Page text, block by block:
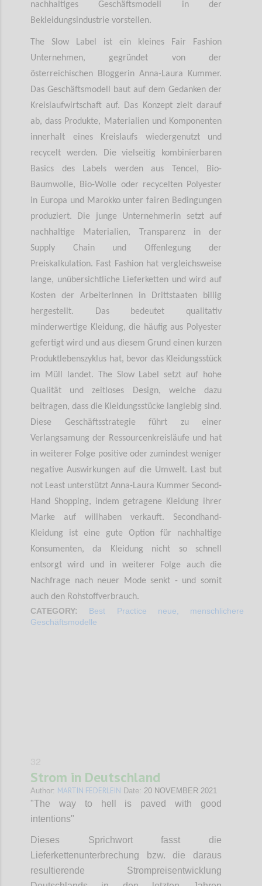
nachhaltiges Geschäftsmodell in der
Bekleidungsindustrie vorstellen.
The Slow Label ist ein kleines Fair Fashion
Unternehmen, gegründet von der
österreichischen Bloggerin Anna-Laura Kummer.
Das Geschäftsmodell baut auf dem Gedanken der
Kreislaufwirtschaft auf. Das Konzept zielt darauf
ab, dass Produkte, Materialien und Komponenten
innerhalt eines Kreislaufs wiedergenutzt und
recycelt werden. Die vielseitig kombinierbaren
Basics des Labels werden aus Tencel, Bio-
Baumwolle, Bio-Wolle oder recycelten Polyester
in Europa und Marokko unter fairen Bedingungen
produziert. Die junge Unternehmerin setzt auf
nachhaltige Materialien, Transparenz in der
Supply Chain und Offenlegung der
Preiskalkulation. Fast Fashion hat vergleichsweise
lange, unübersichtliche Lieferketten und wird auf
Kosten der ArbeiterInnen in Drittstaaten billig
hergestellt. Das bedeutet qualitativ
minderwertige Kleidung, die häufig aus Polyester
gefertigt wird und aus diesem Grund einen kurzen
Produktlebenszyklus hat, bevor das Kleidungsstück
im Müll landet. The Slow Label setzt auf hohe
Qualität und zeitloses Design, welche dazu
beitragen, dass die Kleidungsstücke langlebig sind.
Diese Geschäftsstrategie führt zu einer
Verlangsamung der Ressourcenkreisläufe und hat
in weiterer Folge positive oder zumindest weniger
negative Auswirkungen auf die Umwelt. Last but
not Least unterstützt Anna-Laura Kummer Second-
Hand Shopping, indem getragene Kleidung ihrer
Marke auf willhaben verkauft. Secondhand-
Kleidung ist eine gute Option für nachhaltige
Konsumenten, da Kleidung nicht so schnell
entsorgt wird und in weiterer Folge auch die
Nachfrage nach neuer Mode senkt - und somit
auch den Rohstoffverbrauch.
CATEGORY: Best Practice neue, menschlichere
Geschäftsmodelle
Strom in Deutschland
Author: MARTIN FEDERLEIN Date: 20 NOVEMBER 2021
"The way to hell is paved with good
intentions"
Dieses Sprichwort fasst die
Lieferkettenunterbrechung bzw. die daraus
resultierende Strompreisentwicklung